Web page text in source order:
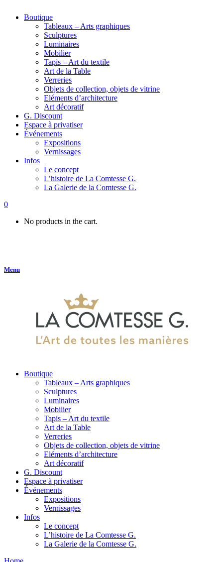
Boutique
Tableaux – Arts graphiques
Sculptures
Luminaires
Mobilier
Tapis – Art du textile
Art de la Table
Verreries
Objets de collection, objets de vitrine
Eléments d’architecture
Art décoratif
G. Discount
Espace à privatiser
Événements
Expositions
Vernissages
Infos
Le concept
L’histoire de La Comtesse G.
La Galerie de la Comtesse G.
0
No products in the cart.
Menu
Boutique
Tableaux – Arts graphiques
Sculptures
Luminaires
Mobilier
Tapis – Art du textile
Art de la Table
Verreries
Objets de collection, objets de vitrine
Eléments d’architecture
Art décoratif
G. Discount
Espace à privatiser
Événements
Expositions
Vernissages
Infos
Le concept
L’histoire de La Comtesse G.
La Galerie de la Comtesse G.